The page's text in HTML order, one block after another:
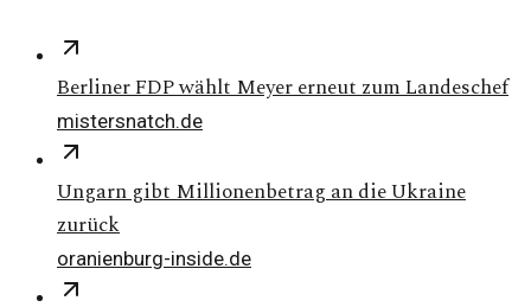
Berliner FDP wählt Meyer erneut zum Landeschef
mistersnatch.de
Ungarn gibt Millionenbetrag an die Ukraine
zurück
oranienburg-inside.de